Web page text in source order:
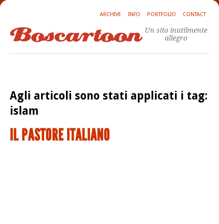
ARCHIVE INFO PORTFOLIO CONTACT
Un sito inutilmente
allegro
Agli articoli sono stati applicati i tag:
islam
IL PASTORE ITALIANO